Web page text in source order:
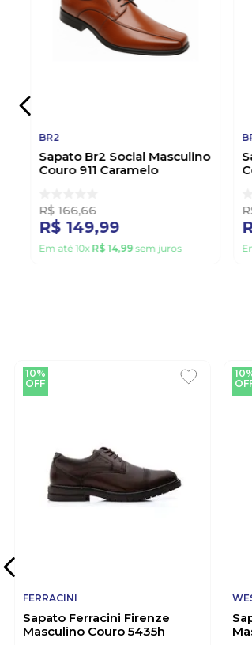
BR2
Sapato Br2 Social Masculino
Couro 911 Caramelo
R$ 166,66
R$ 149,99
Em até10x R$ 14,99sem juros
10%
OFF
FERRACINI
Sapato Ferracini Firenze
Masculino Couro 5435h